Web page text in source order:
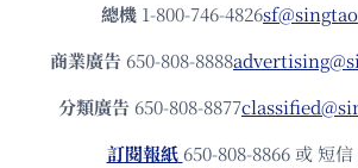
總機 1-800-746-4826
商業廣告 650-808-8888
分類廣告 650-808-8877
訂閱報紙 650-808-8866 或 短